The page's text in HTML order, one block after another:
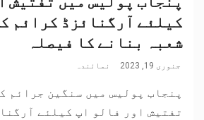
کیلئے آرگنائزڈ کرائم
شعبہ بنانے کا فیصلہ
جنوری 19, 2023 نمائندہ
پنجاب پولیس میں سنگین جرائم
تفتیش اور فالو اپ کیلئے